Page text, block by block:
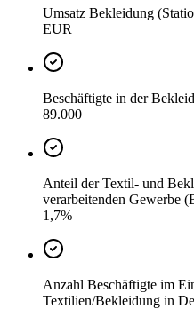
Umsatz Bekleidung
EUR
Beschäftigte in der
89.000
Anteil der Textil- und
verarbeitenden Gewerbe
1,7%
Anzahl Beschäftigte im
Textilien/Bekleidung in